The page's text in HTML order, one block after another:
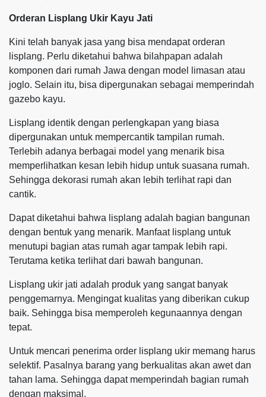
Orderan Lisplang Ukir Kayu Jati
Kini telah banyak jasa yang bisa mendapat orderan
lisplang. Perlu diketahui bahwa bilahpapan adalah
komponen dari rumah Jawa dengan model limasan atau
joglo. Selain itu, bisa dipergunakan sebagai memperindah
gazebo kayu.
Lisplang identik dengan perlengkapan yang biasa
dipergunakan untuk mempercantik tampilan rumah.
Terlebih adanya berbagai model yang menarik bisa
memperlihatkan kesan lebih hidup untuk suasana rumah.
Sehingga dekorasi rumah akan lebih terlihat rapi dan
cantik.
Dapat diketahui bahwa lisplang adalah bagian bangunan
dengan bentuk yang menarik. Manfaat lisplang untuk
menutupi bagian atas rumah agar tampak lebih rapi.
Terutama ketika terlihat dari bawah bangunan.
Lisplang ukir jati adalah produk yang sangat banyak
penggemarnya. Mengingat kualitas yang diberikan cukup
baik. Sehingga bisa memperoleh kegunaannya dengan
tepat.
Untuk mencari penerima order lisplang ukir memang harus
selektif. Pasalnya barang yang berkualitas akan awet dan
tahan lama. Sehingga dapat memperindah bagian rumah
dengan maksimal.